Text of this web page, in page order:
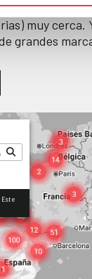
tiendas. Seguro
muy cerca.
grandes
Este